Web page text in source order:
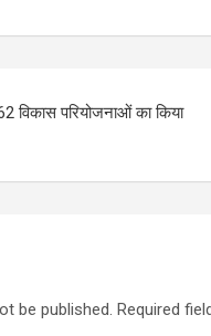
विकास परियोजनाओं का किया
be published. Required